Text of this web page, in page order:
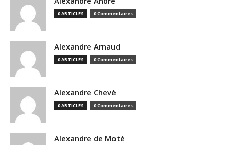
0 ARTICLES 0 Commentaires
Alexandre Arnaud
0 ARTICLES 0 Commentaires
Alexandre Chevé
0 ARTICLES 0 Commentaires
Alexandre de Moté